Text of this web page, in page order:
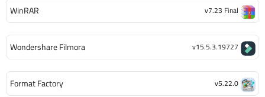
WinRAR v7.23 Final
Wondershare Filmora v15.5.3.19727
Format Factory v5.22.0